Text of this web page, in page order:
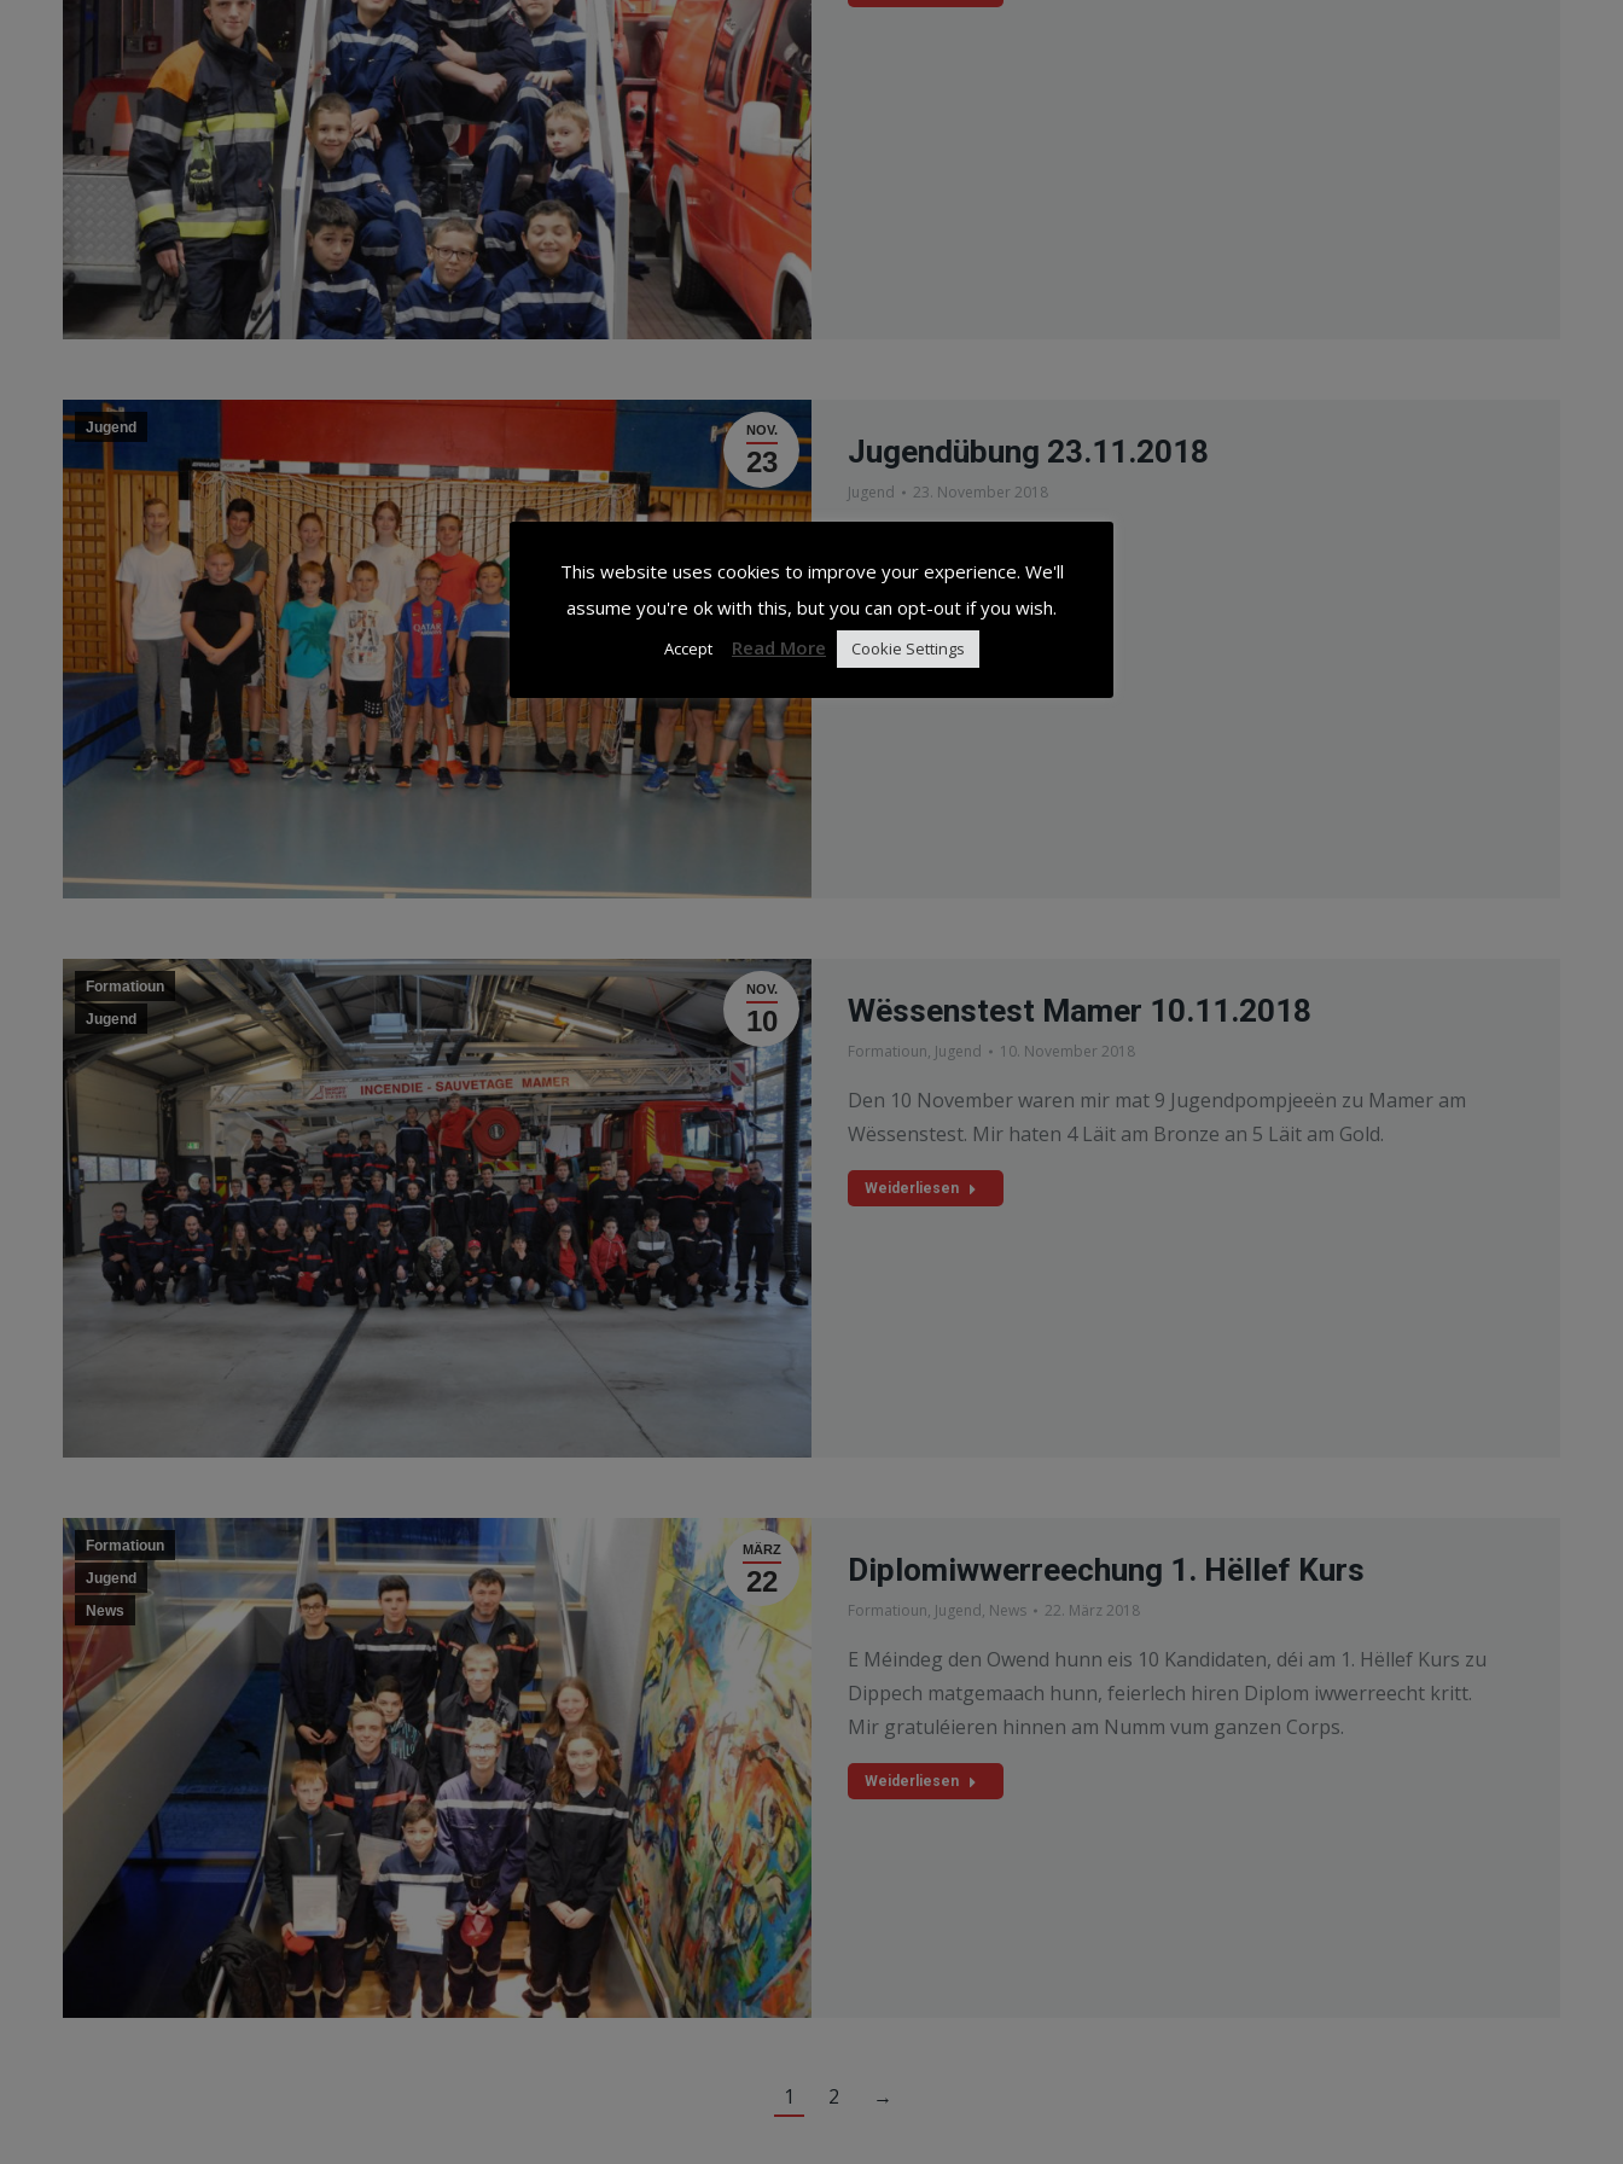
NOV.
23
Jugend
Jugendübung 23.11.2018
Jugend 23. November 2018
NOV.
10
Formatioun
Jugend
Wëssenstest Mamer 10.11.2018
Formatioun, Jugend 10. November 2018
Den 10 November waren mir mat 9 Jugendpompjeeën zu Mamer am
Wëssenstest. Mir haten 4 Läit am Bronze an 5 Läit am Gold.
Weiderliesen
MÄRZ
22
Formatioun
Jugend
News
Diplomiwwerreechung 1. Hëllef Kurs
Formatioun, Jugend, News 22. März 2018
E Méindeg den Owend hunn eis 10 Kandidaten, déi am 1. Hëllef Kurs zu
Dippech matgemaach hunn, feierlech hiren Diplom iwwerreecht kritt.
Mir gratuléieren hinnen am Numm vum ganzen Corps.
Weiderliesen
1 2 →
This website uses cookies to improve your experience. We'll
assume you're ok with this, but you can opt-out if you wish.
Accept Read More Cookie Settings